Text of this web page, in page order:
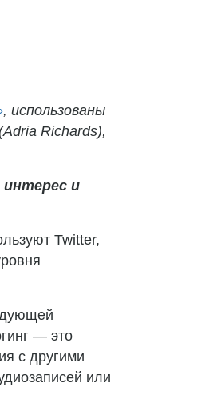
, использованы
Richards),
и
Twitter,
— это
с другими
или